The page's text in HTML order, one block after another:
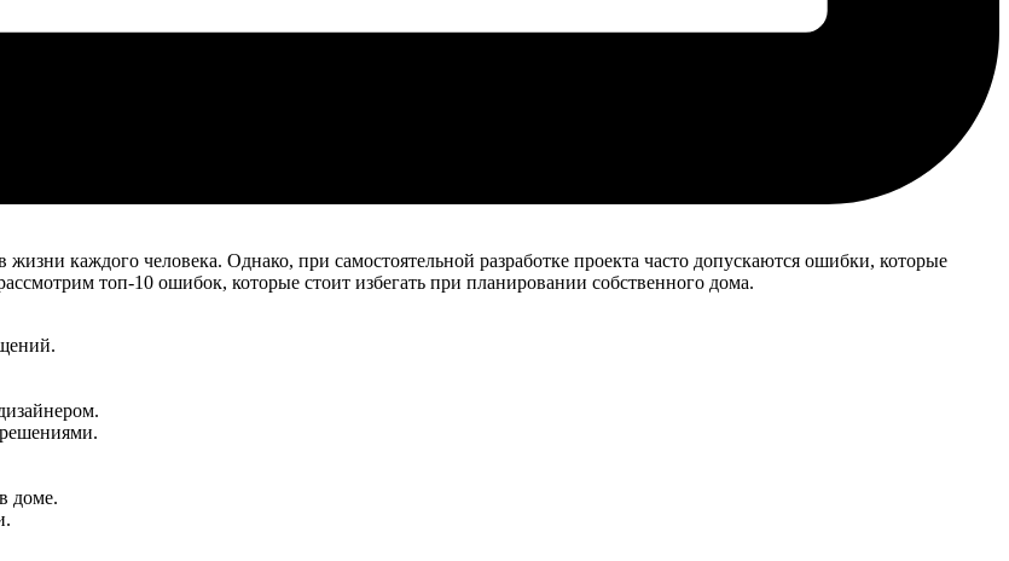
каждого человека. Однако, при самостоятельной разработке проекта часто допускаются ошибки, которые
топ-10 ошибок, которые стоит избегать при планировании собственного дома.
доме.